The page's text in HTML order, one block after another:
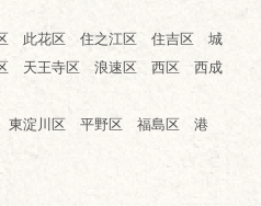
此花区 住之江区 住吉区 城
天王寺区 浪速区 西区 西成
東淀川区 平野区 福島区 港